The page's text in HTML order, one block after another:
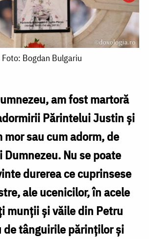
Foto: Bogdan Bulgariu
am fost martoră
Părintelui Justin și
mor sau cum adorm, de
Nu se poate
durerea ce cuprinsese
ale ucenicilor, în acele
munții și văile din Petru
de tânguirile părinților și